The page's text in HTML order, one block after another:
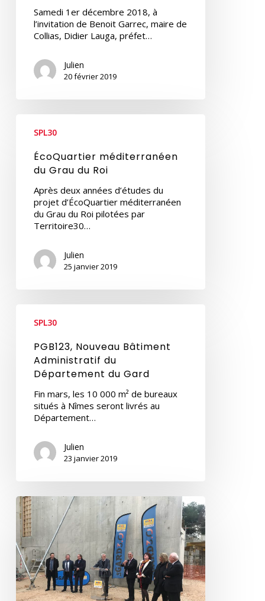
Samedi 1er décembre 2018, à
l’invitation de Benoit Garrec, maire de
Collias, Didier Lauga, préfet…
Julien
20 février 2019
méditerranéen
Grau
SPL30
ÉcoQuartier méditerranéen
du Grau du Roi
Après deux années d’études du
projet d’ÉcoQuartier méditerranéen
du Grau du Roi pilotées par
Territoire30…
Julien
25 janvier 2019
Nouveau
Administratif
Département
Gard
SPL30
PGB123, Nouveau Bâtiment
Administratif du
Département du Gard
Fin mars, les 10 000 m² de bureaux
situés à Nîmes seront livrés au
Département…
Julien
23 janvier 2019
Pose
de
la
1ère
pierre
de
la
Halle
des